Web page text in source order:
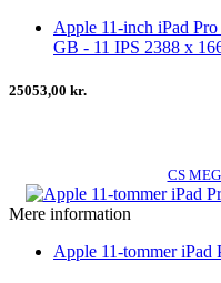
Apple 11-inch iPad
GB - 11 IPS 2388 x
25053,00 kr.
CS
Mere information
Apple 11-tommer